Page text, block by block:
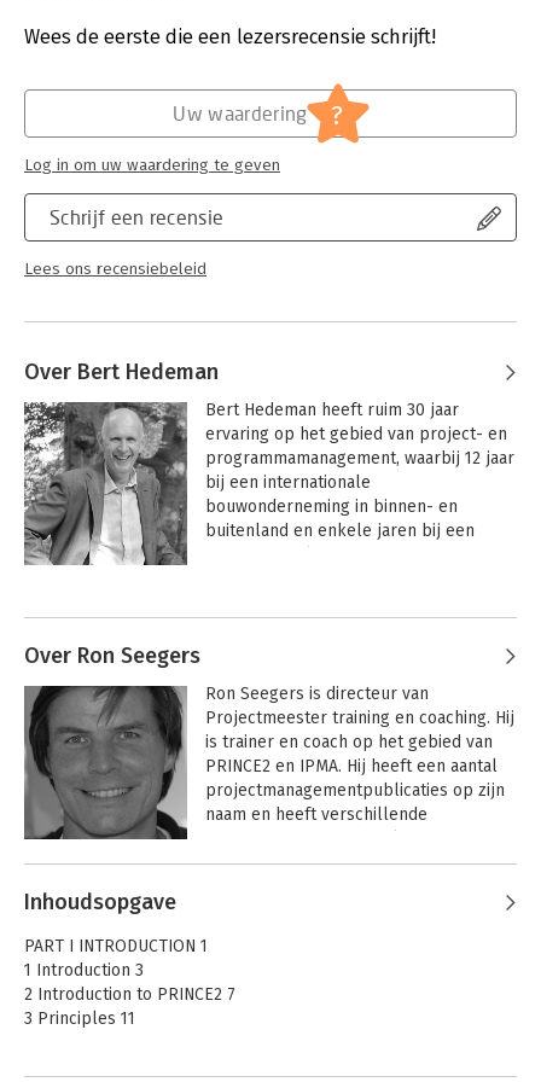
Verschijningsdatum:
4-7-2022
Projectmanagement
Best practice
Wees de eerste die een lezersrecensie schrijft!
Schrijf een recensie
Lees ons recensiebeleid
Uw waardering ?
Log in om uw waardering te geven
Over Bert Hedeman
Bert Hedeman heeft ruim 30 jaar
ervaring op het gebied van project- en
programmamanagement, waarbij 12 jaar
bij een internationale
bouwonderneming in binnen- en
buitenland en enkele jaren bij een
IPMA-certificering in Nederland. In de
afgelopen jaren heeft Bert
verschillende boeken geschreven over
project- en programmamanagement
(o.a. IPMA, Agile, PRINCE2, MSP).
Projectmanagement
PRINCE2® 7 Project
Over Ron Seegers
Ron Seegers is directeur van
Projectmeester training en coaching. Hij
is trainer en coach op het gebied van
PRINCE2 en IPMA. Hij heeft een aantal
projectmanagementpublicaties op zijn
naam en heeft verschillende
reviewen. Na enkele jaren als
heeft Ron Seegers veel organisaties en
individuen begeleid bij projectmatig
gedrag essentieel is voor het succes
Andere boeken door Ron Seegers
Inhoudsopgave
PART I INTRODUCTION 1
1 Introduction 3
2 Introduction to PRINCE2 7
3 Principles 11